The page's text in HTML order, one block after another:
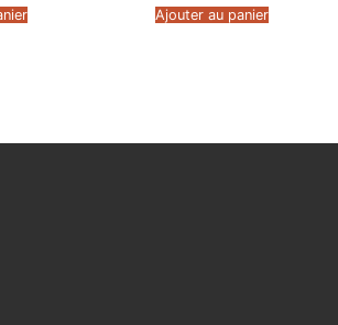
Ajouter au panier